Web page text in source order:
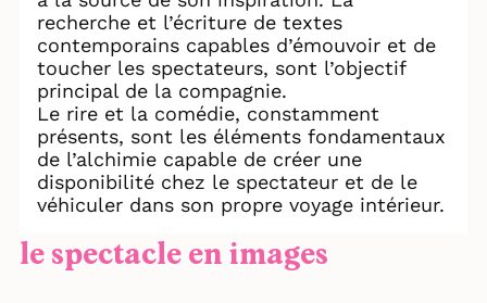
recherche et l’écriture de textes
contemporains capables d’émouvoir et de
toucher les spectateurs, sont l’objectif
principal de la compagnie.
Le rire et la comédie, constamment
présents, sont les éléments fondamentaux
de l’alchimie capable de créer une
disponibilité chez le spectateur et de le
véhiculer dans son propre voyage intérieur.
le spectacle en images